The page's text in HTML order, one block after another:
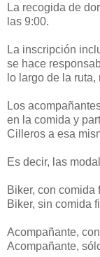
La recogida de
las 9:00.
La inscripción
se hace
lo largo de la
Los
en la comida y
Cilleros a esa
Es decir, las
Biker, con comida
Biker, sin comida
Acompañante,
Acompañante,